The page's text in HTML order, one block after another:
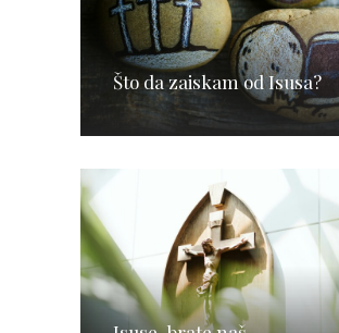
Što da zaiskam od Isusa?